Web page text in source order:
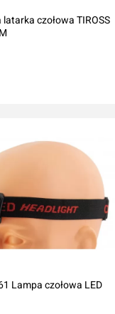
czołowa TIROSS
Lampa czołowa LED